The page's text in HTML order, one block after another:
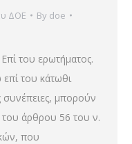
ΔΟΕ By doe
του ερωτήματος.
του κάτωθι
συνέπειες, μπορούν
του άρθρου 56 του ν.
που